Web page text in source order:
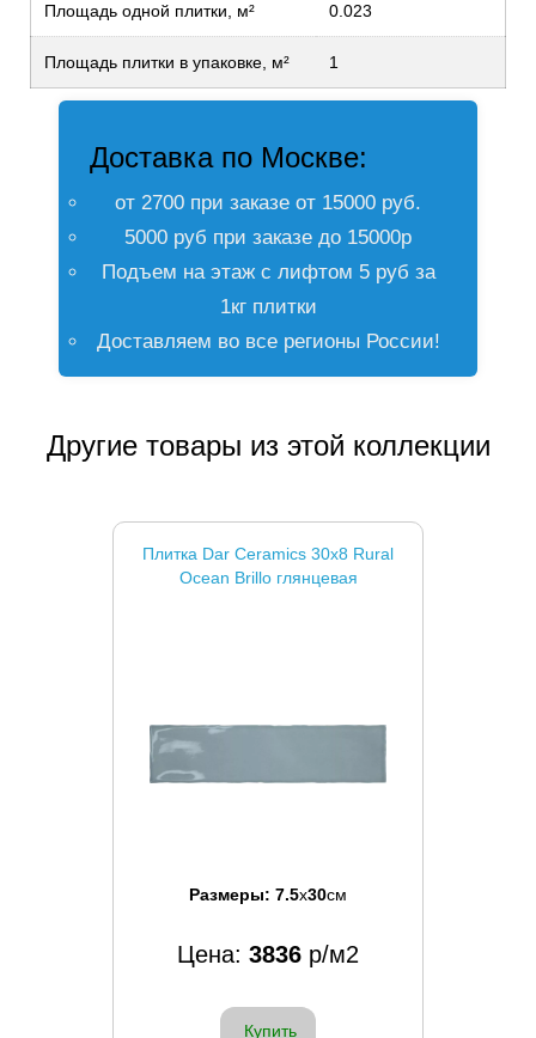
Площадь одной плитки, м² 0.023
Площадь плитки в упаковке, м² 1
Доставка по Москве:
от 2700 при заказе от 15000 руб.
5000 руб при заказе до 15000р
Подъем на этаж с лифтом 5 руб за
1кг плитки
Доставляем во все регионы России!
Другие товары из этой коллекции
Плитка Dar Ceramics 30x8 Rural
Ocean Brillo глянцевая
Размеры: 7.5x30см
Цена: 3836 р/м2
Купить